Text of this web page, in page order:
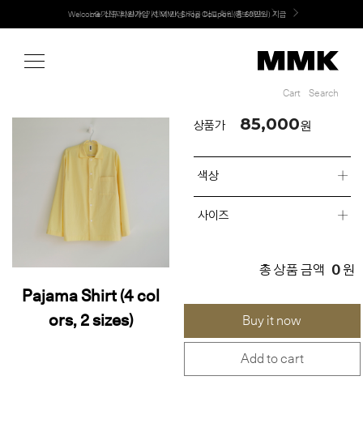
Welcome! 신규 회원가입 시 MMK Shop Coupon (총 60만원) 지급
MMK의 새로운 키친 디자인, EXTRUDE 익스트루드 라인 출시
Cart Search
Pajama Shirt (4 col
ors, 2 sizes)
상품가 85,000원
색상
사이즈
총 상품 금액 0 원
Buy it now
Add to cart